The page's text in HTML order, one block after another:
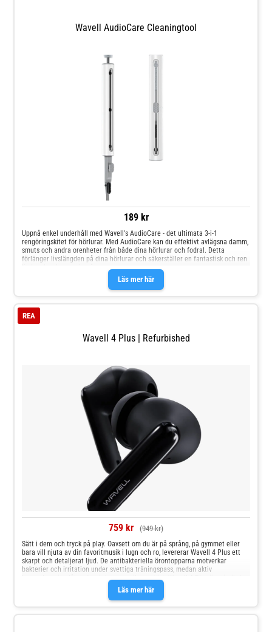
Wavell AudioCare Cleaningtool
189 kr
Läs mer här
Uppnå enkel underhåll med Wavell's AudioCare - det ultimata 3-i-1
rengöringskitet för hörlurar. Med AudioCare kan du effektivt avlägsna damm,
smuts och andra orenheter från både dina hörlurar och fodral. Detta
förlänger livslängden på dina hörlurar och säkerställer en fantastisk och ren
Wavell 4 Plus | Refurbished
REA
759 kr (949 kr)
Läs mer här
Sätt i dem och tryck på play. Oavsett om du är på språng, på gymmet eller
bara vill njuta av din favoritmusik i lugn och ro, levererar Wavell 4 Plus ett
skarpt och detaljerat ljud. De antibakteriella örontopparna motverkar
bakterier och irritation under svettiga träningspass, medan aktiv
brusreducering låter dig njuta av musiken ostört. Wavell 4 Plus är prisvärda
hörlurar med fantastisk ljudkvalitet och en rad oumbärliga
funktioner.Renoverad produktVåra renoverade produkter kan ha mindre
tecken på användning, till exempel små repor eller ytliga märken. Alla